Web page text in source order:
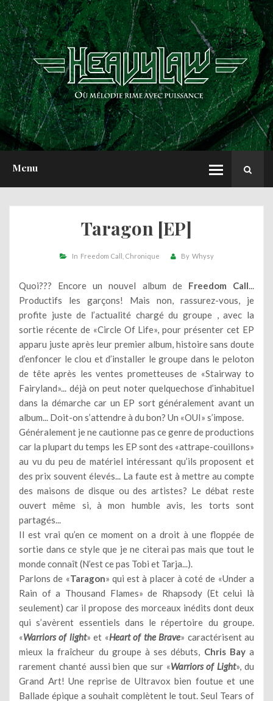
Menu
ACCUEIL
NEWS
CHRONIQUES
INTERVIEWS
REPORTS
A PROPOS
Taragon [EP]
In Freedom Call Chronique By Whysy
Quoi??? Encore un nouvel album de Freedom Call...
Productifs les garçons! Mais non, rassurez-vous, je
profite juste de l’actualité chargé du groupe , avec la
sortie récente de «Circle Of Life», pour présenter cet EP
apparu juste après leur premier album, histoire sans doute
d’enfoncer le clou et d’installer le groupe dans le peloton
de tête après les ventes prometteuses de «Stairway to
Fairyland»... déjà on peut noter quelquechose d’inhabituel
dans la démarche car un EP sort généralement avant un
album... Doit-on s’attendre à du bon? Un «OUI» s’impose.
Généralement je ne cautionne pas ce genre de productions
car la plupart du temps les EP sont des «attrape-couillons»
au vu du peu de matériel intéressant qu’ils proposent et
des prix souvent élevés... La faute est à mettre au compte
des maisons de disque ou des artistes? Le débat reste
ouvert même si, à mon humble avis, les torts sont
partagés...
Il est vrai qu’en ce moment on a droit à une floppée de
sortie dans ce style que je ne citerai pas mais que tout le
monde connaît (N’est ce pas Tobi et Tarja...).
Parlons de «Taragon» qui est à placer à coté de «Under a
Rain of a Thousand Flames» de Rhapsody (Et celui là
seulement) car il propose des morceaux inédits dont deux
qui s’avèrent essentiels dans le répertoire du groupe.
«Warriors of light» et «Heart of the Brave» caractérisent au
mieux la fraîcheur du groupe à ses débuts, Chris Baya
rarement chanté aussi bien que sur «Warriors of Light», du
Grand Art! Une reprise de Ultravox bien foutue et une
Ballade épique a souhait complètent le tout. Seul Tears of